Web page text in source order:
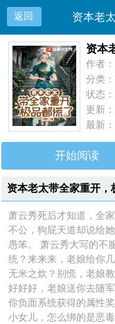
返回 资本老
资本
作者
分类：
状态
更新
最新：
开始阅读
资本老太带全家重开，
简介
萧云秀死后才知道，全
不公，狗屁天道却说给
愚笨。 萧云秀大写的不
统？来来来，老娘给你
无米之炊？别慌，老娘
好好好，老娘送你去随
你负面系统获得的属性
小女儿，怎么绑的是恶